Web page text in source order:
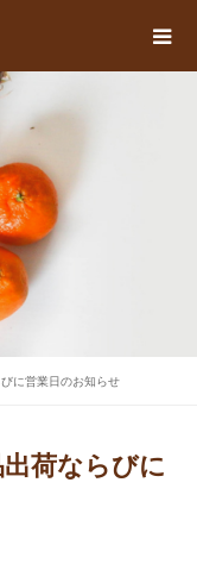
に営業日のお知らせ
荷ならびに